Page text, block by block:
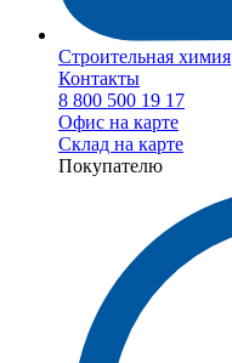
Строительная химия
Контакты
8 800 500 19 17
Офис на карте
Склад на карте
Покупателю